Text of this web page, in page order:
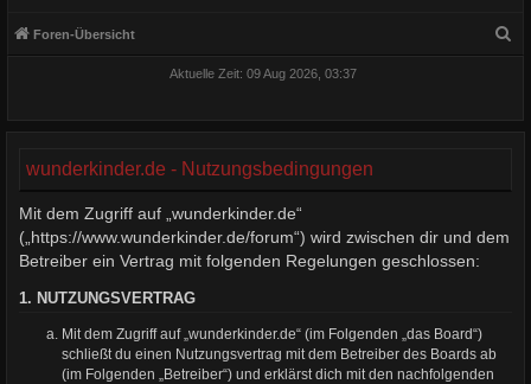
Foren-Übersicht
Aktuelle Zeit: 09 Aug 2026, 03:37
wunderkinder.de - Nutzungsbedingungen
Mit dem Zugriff auf „wunderkinder.de“
(„https://www.wunderkinder.de/forum“) wird zwischen dir und dem
Betreiber ein Vertrag mit folgenden Regelungen geschlossen:
1. NUTZUNGSVERTRAG
Mit dem Zugriff auf „wunderkinder.de“ (im Folgenden „das Board“)
schließt du einen Nutzungsvertrag mit dem Betreiber des Boards ab
(im Folgenden „Betreiber“) und erklärst dich mit den nachfolgenden